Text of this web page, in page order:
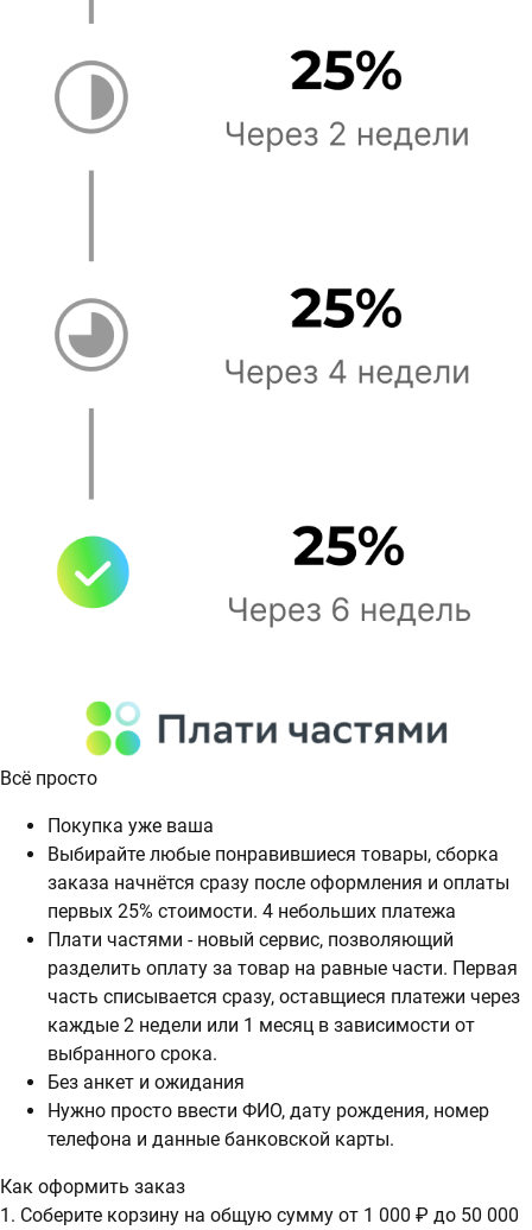
Всё просто
Покупка уже ваша
Выбирайте любые понравившиеся товары, сборка
заказа начнётся сразу после оформления и оплаты
первых 25% стоимости. 4 небольших платежа
Плати частями - новый сервис, позволяющий
разделить оплату за товар на равные части. Первая
часть списывается сразу, оставщиеся платежи через
каждые 2 недели или 1 месяц в зависимости от
выбранного срока.
Без анкет и ожидания
Нужно просто ввести ФИО, дату рождения, номер
телефона и данные банковской карты.
Как оформить заказ
1. Соберите корзину на общую сумму от 1 000 ₽ до 50 000